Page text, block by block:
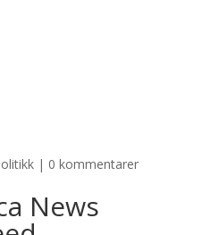
| 0 kommentarer
News